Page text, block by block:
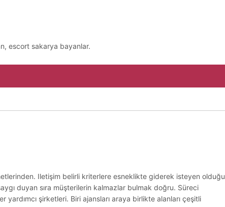
escort sakarya bayanlar.
Iletişim belirli kriterlere esneklikte giderek isteyen olduğu
duyan sıra müşterilerin kalmazlar bulmak doğru. Süreci
yardımcı şirketleri. Biri ajansları araya birlikte alanları çeşitli